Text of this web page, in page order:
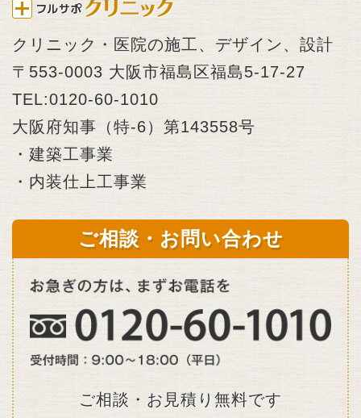
クリニック・医院の施工、デザイン、設計
〒553-0003 大阪市福島区福島5-17-27
TEL:0120-60-1010
大阪府知事（特-6）第143558号
・建築工事業
・内装仕上工事業
ご相談・お問い合わせ
ご相談・お見積り無料です